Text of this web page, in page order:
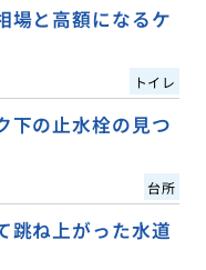
場と高額になるケ
トイレ
下の止水栓の見つ
台所
跳ね上がった水道